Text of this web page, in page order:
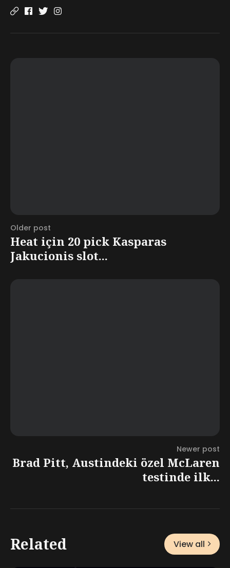
Older post
Heat için 20 pick Kasparas
Jakucionis slot...
Newer post
Brad Pitt, Austindeki özel McLaren
testinde ilk...
Related View all